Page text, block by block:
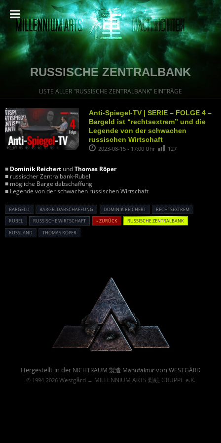
RUSSISCHE ZENTRALBANK
LISTE ALLER "RUSSISCHE ZENTRALBANK" EINTRÄGE
Anti-Spiegel-TV | SERIE – FOLGE 4 –
Bargeld ist “rechtsextrem” und die
Legende von der schwachen
russischen Wirtschaft
2023-08-15 - 17:00 Uhr 127
■ Dominik Reichert undThomas Röper
■ russischer Zentralbank-Rubel
■ mögliche Bargeldabschaffung
■ Legende von der schwachen russischen Wirtschaft
BARGELD BARGELDABSCHAFFUNG DOMINIK REICHERT
RECHTSEXTREM
RUBEL
RUSSISCHE WIRTSCHAFT « ZURÜCK
RUSSISCHE ZENTRALBANK
RUSSLAND
THOMAS RÖPER
Hergestellt in der NICHTRAUM 製造 Manufakturvon WESTGÅRD
© 1994-2026 Westgård→ MILLENNIUM ARTS 勤続 GRUPPE e.K.
Powered By :